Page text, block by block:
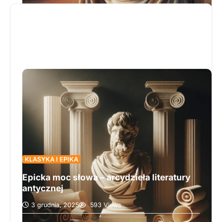
także, jak tradycja epiki antycznej przenika do
literatury popularnej, w tym do fantasy i science
fiction, wzbogacając jej treść o uniwersalne
archetypy i symbolikę. To fascynująca podróż
przez literackie dziedzictwo kultury europejskiej,
zachęcająca do zgłębienia, jak głęboko
zakorzenione są helleńsko-rzymskie korzenie we
współczesnym opowiadaniu historii.
KLASYKA I EPIKA
Epicka moc słowa – arcydzieła literatury
antycznej
3 grudnia, 2025 593 Views
Artykuł „Echa wieków – opowieści, które